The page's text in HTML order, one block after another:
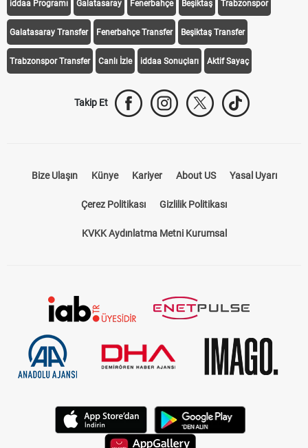
iddaa Programı Galatasaray Fenerbahçe Beşiktaş Trabzonspor
Galatasaray Transfer Fenerbahçe Transfer Beşiktaş Transfer
Trabzonspor Transfer Canlı İzle iddaa Sonuçları Aktif Sayaç
Takip Et
Bize Ulaşın Künye Kariyer About US Yasal Uyarı
Çerez Politikası Gizlilik Politikası
KVKK Aydınlatma Metni Kurumsal